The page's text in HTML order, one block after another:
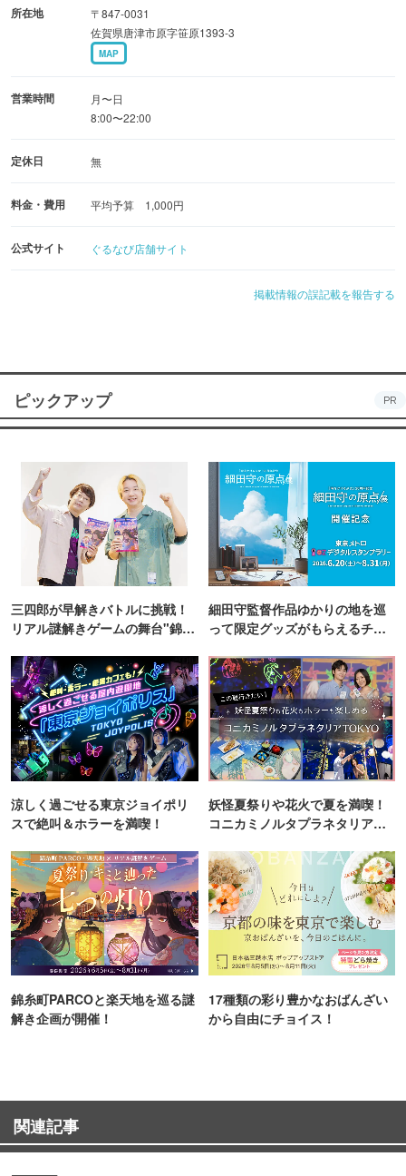
所在地
〒847-0031
佐賀県唐津市原字笹原1393-3
MAP
営業時間
月〜日
8:00〜22:00
定休日 無
料金・費用 平均予算 1,000円
公式サイト ぐるなび店舗サイト
掲載情報の誤記載を報告する
ピックアップ PR
三四郎が早解きバトルに挑戦！
リアル謎解きゲームの舞台"錦糸
細田守監督作品ゆかりの地を巡
って限定グッズがもらえるチャ
涼しく過ごせる東京ジョイポリ
スで絶叫＆ホラーを満喫！
妖怪夏祭りや花火で夏を満喫！
コニカミノルタプラネタリア
錦糸町PARCOと楽天地を巡る謎
解き企画が開催！
17種類の彩り豊かなおばんざい
から自由にチョイス！
関連記事